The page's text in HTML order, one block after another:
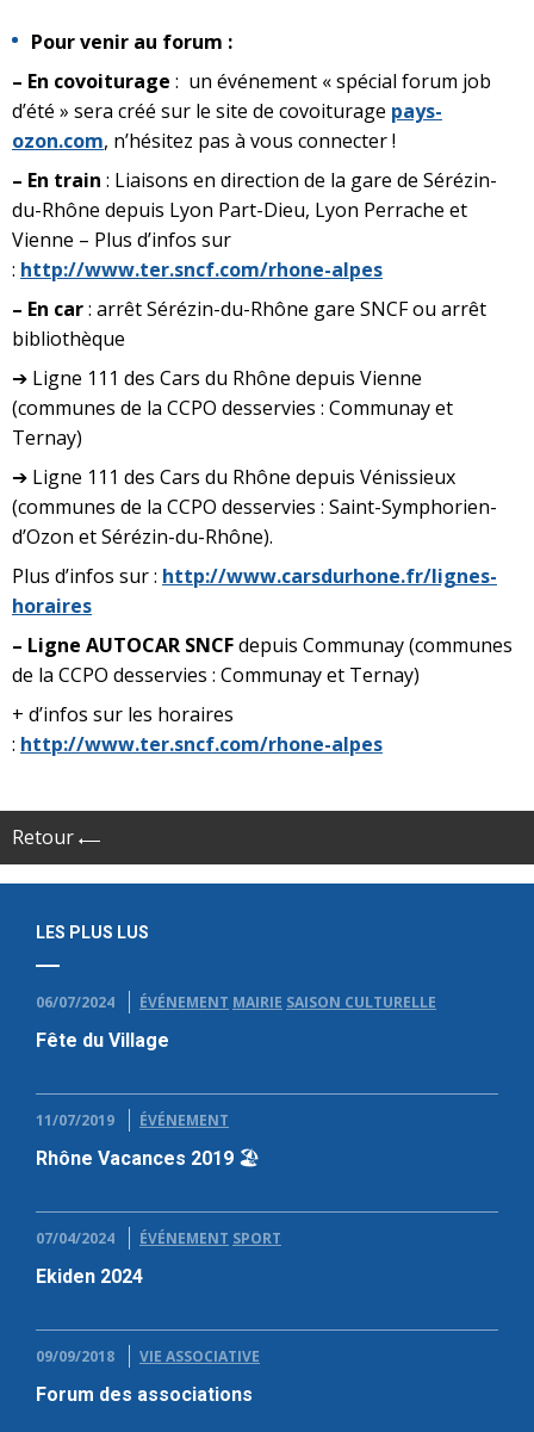
Pour venir au forum :
– En covoiturage : un événement « spécial forum job
d’été » sera créé sur le site de covoiturage pays-
ozon.com, n’hésitez pas à vous connecter !
– En train : Liaisons en direction de la gare de Sérézin-
du-Rhône depuis Lyon Part-Dieu, Lyon Perrache et
Vienne – Plus d’infos sur
: http://www.ter.sncf.com/rhone-alpes
– En car: arrêt Sérézin-du-Rhône gare SNCF ou arrêt
bibliothèque
➔ Ligne 111 des Cars du Rhône depuis Vienne
(communes de la CCPO desservies : Communay et
Ternay)
➔ Ligne 111 des Cars du Rhône depuis Vénissieux
(communes de la CCPO desservies : Saint-Symphorien-
d’Ozon et Sérézin-du-Rhône).
Plus d’infos sur : http://www.carsdurhone.fr/lignes-
horaires
– Ligne AUTOCAR SNCFdepuis Communay (communes
de la CCPO desservies : Communay et Ternay)
+ d’infos sur les horaires
: http://www.ter.sncf.com/rhone-alpes
Retour
LES PLUS LUS
06/07/2024 ÉVÉNEMENT MAIRIE SAISON CULTURELLE
Fête du Village
11/07/2019 ÉVÉNEMENT
Rhône Vacances 2019 🏖
07/04/2024 ÉVÉNEMENT SPORT
Ekiden 2024
09/09/2018 VIE ASSOCIATIVE
Forum des associations